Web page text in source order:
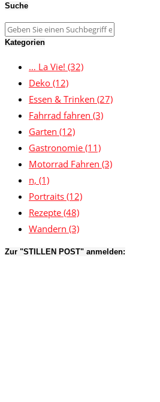
Suche
Kategorien
… La Vie! (32)
Deko (12)
Essen & Trinken (27)
Fahrrad fahren (3)
Garten (12)
Gastronomie (11)
Motorrad Fahren (3)
n, (1)
Portraits (12)
Rezepte (48)
Wandern (3)
Zur "STILLEN POST" anmelden: